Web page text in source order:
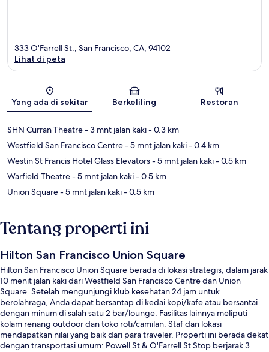
Peta
333 O'Farrell St., San Francisco, CA, 94102
Lihat di peta
Yang ada di sekitar Berkeliling Restoran
SHN Curran Theatre- 3 mnt jalan kaki- 0.3 km
Westfield San Francisco Centre- 5 mnt jalan kaki- 0.4 km
Westin St Francis Hotel Glass Elevators- 5 mnt jalan kaki- 0.5 km
Warfield Theatre- 5 mnt jalan kaki- 0.5 km
Union Square- 5 mnt jalan kaki- 0.5 km
Tentang properti ini
Hilton San Francisco Union Square
Hilton San Francisco Union Square berada di lokasi strategis, dalam jarak
10 menit jalan kaki dari Westfield San Francisco Centre dan Union
Square. Setelah mengunjungi klub kesehatan 24 jam untuk
berolahraga, Anda dapat bersantap di kedai kopi/kafe atau bersantai
dengan minum di salah satu 2 bar/lounge. Fasilitas lainnya meliputi
kolam renang outdoor dan toko roti/camilan. Staf dan lokasi
mendapatkan nilai yang baik dari para traveler. Properti ini berada dekat
dengan transportasi umum: Powell St & O'Farrell St Stop berjarak 3